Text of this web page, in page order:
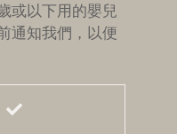
或以下用的嬰兒
通知我們，以便